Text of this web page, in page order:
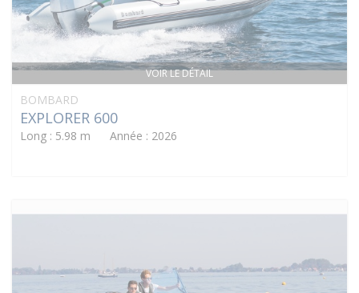
VOIR LE DÉTAIL
BOMBARD
EXPLORER 600
Long : 5.98 m Année : 2026